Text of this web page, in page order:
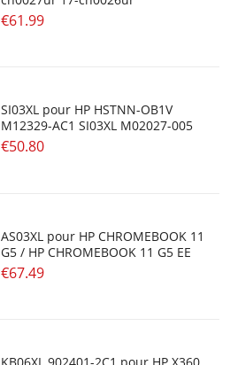
€61.99
SI03XL pour HP HSTNN-OB1V
M12329-AC1 SI03XL M02027-005
€50.80
AS03XL pour HP CHROMEBOOK 11
G5 / HP CHROMEBOOK 11 G5 EE
€67.49